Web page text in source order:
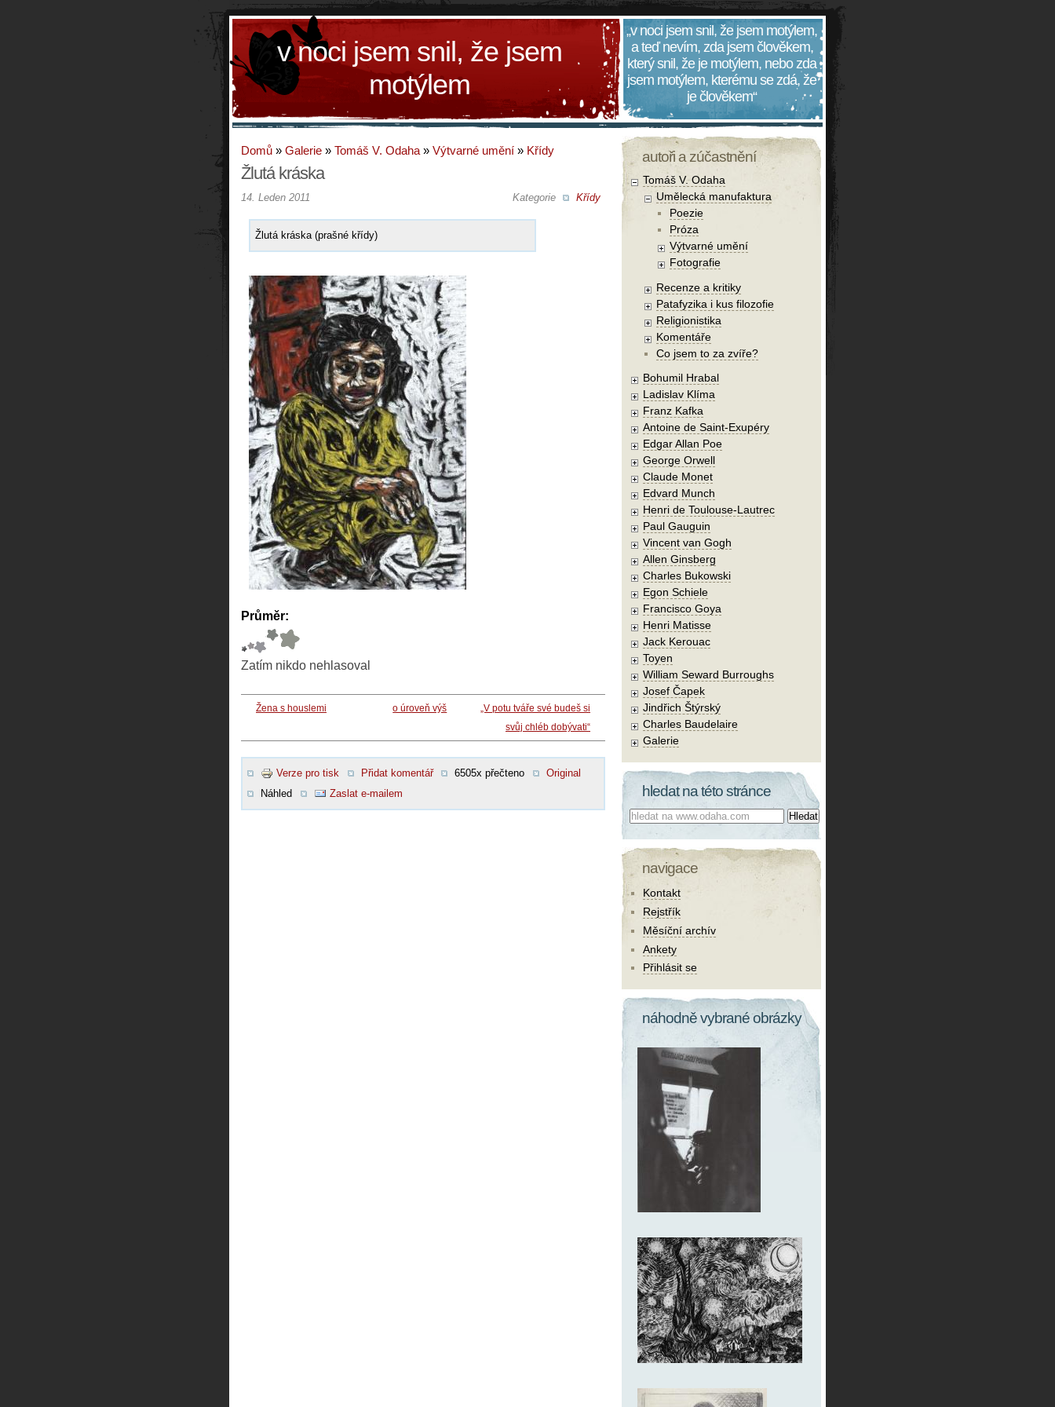
v noci jsem snil, že jsem
motýlem
„v noci jsem snil, že jsem motýlem,
a teď nevím, zda jsem člověkem,
který snil, že je motýlem, nebo zda
jsem motýlem, kterému se zdá, že
je člověkem“
Domů » Galerie » Tomáš V. Odaha » Výtvarné umění » Křídy
Žlutá kráska
Kategorie Křídy
14. Leden 2011
Žlutá kráska (prašné křídy)
Průměr:
Zatím nikdo nehlasoval
Žena s houslemi o úroveň výš
„V potu tváře své budeš si
svůj chléb dobývati“
Verze pro tisk Přidat komentář 6505x přečteno
Original
Náhled
Zaslat e-mailem
autoři a zúčastnění
Tomáš V. Odaha
Umělecká manufaktura
Poezie
Próza
Výtvarné umění
Fotografie
Recenze a kritiky
Patafyzika i kus filozofie
Religionistika
Komentáře
Co jsem to za zvíře?
Bohumil Hrabal
Ladislav Klíma
Franz Kafka
Antoine de Saint-Exupéry
Edgar Allan Poe
George Orwell
Claude Monet
Edvard Munch
Henri de Toulouse-Lautrec
Paul Gauguin
Vincent van Gogh
Allen Ginsberg
Charles Bukowski
Egon Schiele
Francisco Goya
Henri Matisse
Jack Kerouac
Toyen
William Seward Burroughs
Josef Čapek
Jindřich Štýrský
Charles Baudelaire
Galerie
hledat na této stránce
Co hledat:
navigace
Kontakt
Rejstřík
Měsíční archív
Ankety
Přihlásit se
náhodně vybrané obrázky